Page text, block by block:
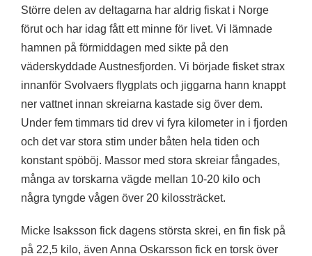
Större delen av deltagarna har aldrig fiskat i Norge
förut och har idag fått ett minne för livet. Vi lämnade
hamnen på förmiddagen med sikte på den
väderskyddade Austnesfjorden. Vi började fisket strax
innanför Svolvaers flygplats och jiggarna hann knappt
ner vattnet innan skreiarna kastade sig över dem.
Under fem timmars tid drev vi fyra kilometer in i fjorden
och det var stora stim under båten hela tiden och
konstant spöböj. Massor med stora skreiar fångades,
många av torskarna vägde mellan 10-20 kilo och
några tyngde vågen över 20 kilossträcket.
Micke Isaksson fick dagens största skrei, en fin fisk på
på 22,5 kilo, även Anna Oskarsson fick en torsk över